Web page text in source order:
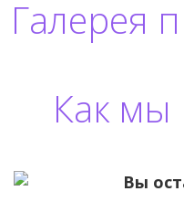
Галерея
Как мы
Вы